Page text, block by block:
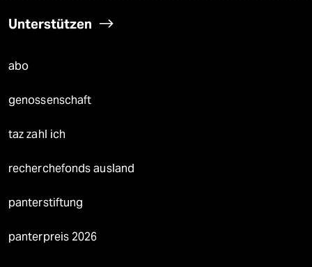
Unterstützen
abo
genossenschaft
taz zahl ich
recherchefonds ausland
panterstiftung
panterpreis 2026